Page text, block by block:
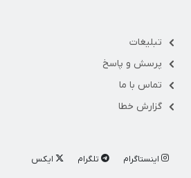
تبلیغات
پرسش و پاسخ
تماس با ما
گزارش خطا
اینستاگرام تلگرام ایکس